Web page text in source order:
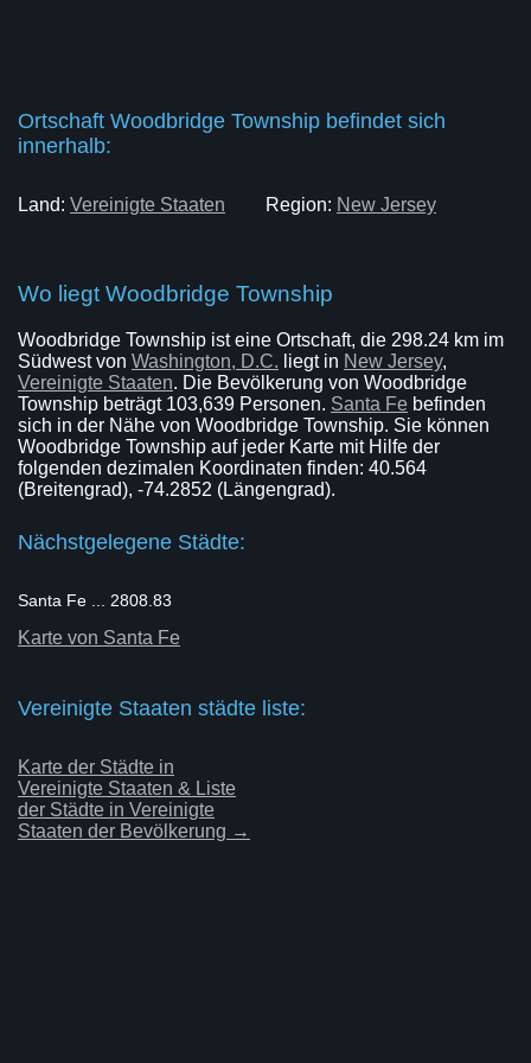
Ortschaft Woodbridge Township befindet sich
innerhalb:
Land: Vereinigte Staaten Region: New Jersey
Wo liegt Woodbridge Township
Woodbridge Township ist eine Ortschaft, die 298.24 km im
Südwest von Washington, D.C. liegt in New Jersey,
Vereinigte Staaten. Die Bevölkerung von Woodbridge
Township beträgt 103,639 Personen. Santa Fe befinden
sich in der Nähe von Woodbridge Township. Sie können
Woodbridge Township auf jeder Karte mit Hilfe der
folgenden dezimalen Koordinaten finden: 40.564
(Breitengrad), -74.2852 (Längengrad).
Nächstgelegene Städte:
Santa Fe ... 2808.83
Karte von Santa Fe
Vereinigte Staaten städte liste:
Karte der Städte in
Vereinigte Staaten & Liste
der Städte in Vereinigte
Staaten der Bevölkerung →